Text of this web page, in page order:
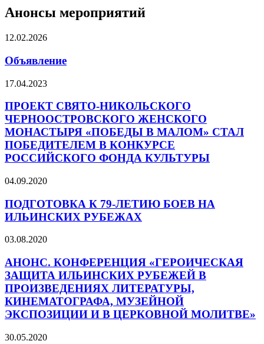
Анонсы мероприятий
12.02.2026
Объявление
17.04.2023
ПРОЕКТ СВЯТО-НИКОЛЬСКОГО
ЧЕРНООСТРОВСКОГО ЖЕНСКОГО
МОНАСТЫРЯ «ПОБЕДЫ В МАЛОМ» СТАЛ
ПОБЕДИТЕЛЕМ В КОНКУРСЕ
РОССИЙСКОГО ФОНДА КУЛЬТУРЫ
04.09.2020
ПОДГОТОВКА К 79-ЛЕТИЮ БОЕВ НА
ИЛЬИНСКИХ РУБЕЖАХ
03.08.2020
АНОНС. КОНФЕРЕНЦИЯ «ГЕРОИЧЕСКАЯ
ЗАЩИТА ИЛЬИНСКИХ РУБЕЖЕЙ В
ПРОИЗВЕДЕНИЯХ ЛИТЕРАТУРЫ,
КИНЕМАТОГРАФА, МУЗЕЙНОЙ
ЭКСПОЗИЦИИ И В ЦЕРКОВНОЙ МОЛИТВЕ»
30.05.2020